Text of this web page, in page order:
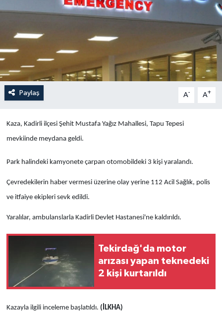
Paylaş A- A+
Kaza, Kadirli ilçesi Şehit Mustafa Yağız Mahallesi, Tapu Tepesi
mevkiinde meydana geldi.
Park halindeki kamyonete çarpan otomobildeki 3 kişi yaralandı.
Çevredekilerin haber vermesi üzerine olay yerine 112 Acil Sağlık, polis
ve itfaiye ekipleri sevk edildi.
Yaralılar, ambulanslarla Kadirli Devlet Hastanesi'ne kaldırıldı.
Tekirdağ'da motor
arızası yapan teknedeki
2 kişi kurtarıldı
Kazayla ilgili inceleme başlatıldı. (İLKHA)
Anali̇z
Bi̇li̇m & Teknoloji̇
Dünya
Eği̇ti̇m